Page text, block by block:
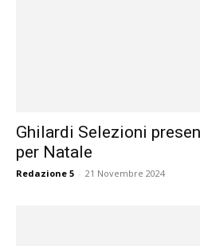
Ghilardi Selezioni
per Natale
Redazione 5 - 21 Novembre 2024